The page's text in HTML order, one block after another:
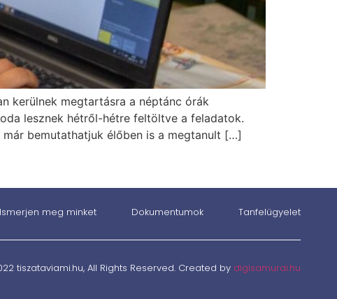
kerülnek megtartásra a néptánc órák
lesznek hétről-hétre feltöltve a feladatok.
bemutathatjuk élőben is a megtanult […]
Ismerjen meg minket Dokumentumok Tanfelügyelet
tiszataviami.hu, All Rights Reserved. Created by digisamurai.hu